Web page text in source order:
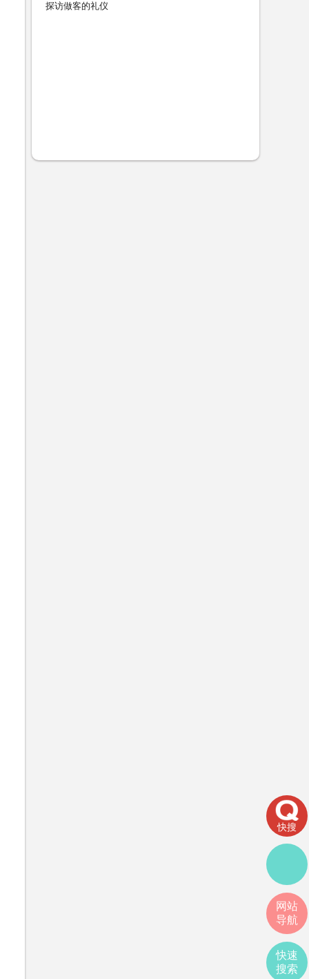
探访做客的礼仪
快搜
网站
导航
快速
搜索